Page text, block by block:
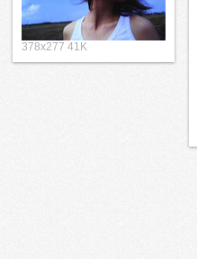
378x277 41K